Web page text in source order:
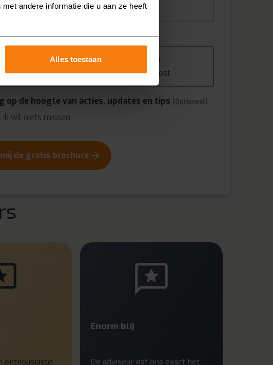
andere informatie die u aan ze heeft
Alles toestaan
brochure ontvangen?
Via e-mail Per post
op de hoogte van acties, updates en tips (Optioneel)
ik wil niets missen
de gratis brochure
enthousiaste
Enorm blij
De adviseur gaf ons exact het